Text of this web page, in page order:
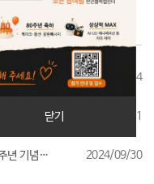
닫기
[서울공대동창회] 서울공대 85학번, 입학 40주년 기념행사 성료
2025/07/24
[서울공대동창회] 서울공대 95학번, 입학 30주년 기념행사 성료
2025/07/11
[서울공대동창회] 서울공대 75학번, 입학 50주년 기념행사 성료
2024/09/30